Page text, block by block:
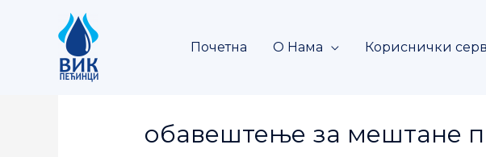
Почетна О Нама Кориснички
обавештење за мештане